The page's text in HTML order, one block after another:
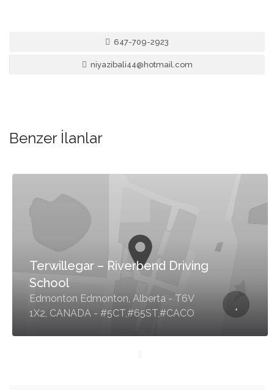
647-709-2923
niyazibali44@hotmail.com
Benzer İlanlar
Terwillegar – Riverbend Driving
School
Edmonton Edmonton, Alberta - T6V
1X2, CANADA - #5CT,#65ST,#CACO